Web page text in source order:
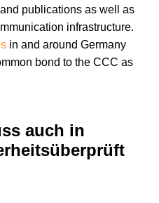
publications as well as
infrastructure.
in and around Germany
bond to the CCC as
auch in